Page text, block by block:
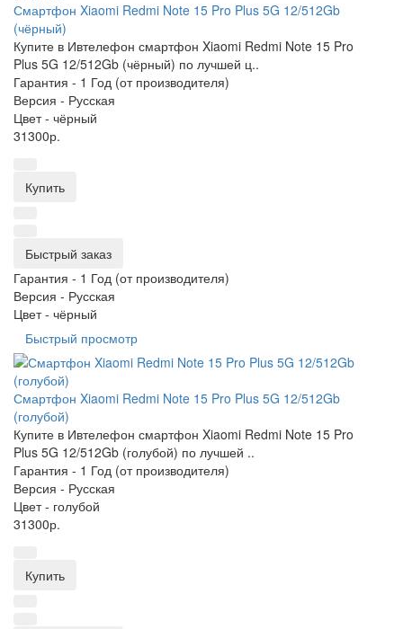
Смартфон Xiaomi Redmi Note 15 Pro Plus 5G 12/512Gb
(чёрный)
Купите в Ивтелефон смартфон Xiaomi Redmi Note 15 Pro
Plus 5G 12/512Gb (чёрный) по лучшей ц..
Гарантия - 1 Год (от производителя)
Версия - Русская
Цвет - чёрный
31300р.
Купить
Быстрый заказ
Гарантия - 1 Год (от производителя)
Версия - Русская
Цвет - чёрный
Быстрый просмотр
Смартфон Xiaomi Redmi Note 15 Pro Plus 5G 12/512Gb
(голубой)
Купите в Ивтелефон смартфон Xiaomi Redmi Note 15 Pro
Plus 5G 12/512Gb (голубой) по лучшей ..
Гарантия - 1 Год (от производителя)
Версия - Русская
Цвет - голубой
31300р.
Купить